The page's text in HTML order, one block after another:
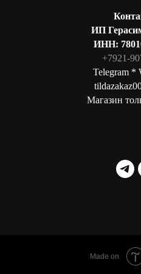
ИП
ИНН:
+7921-
Telegram *
Магазин
Made on